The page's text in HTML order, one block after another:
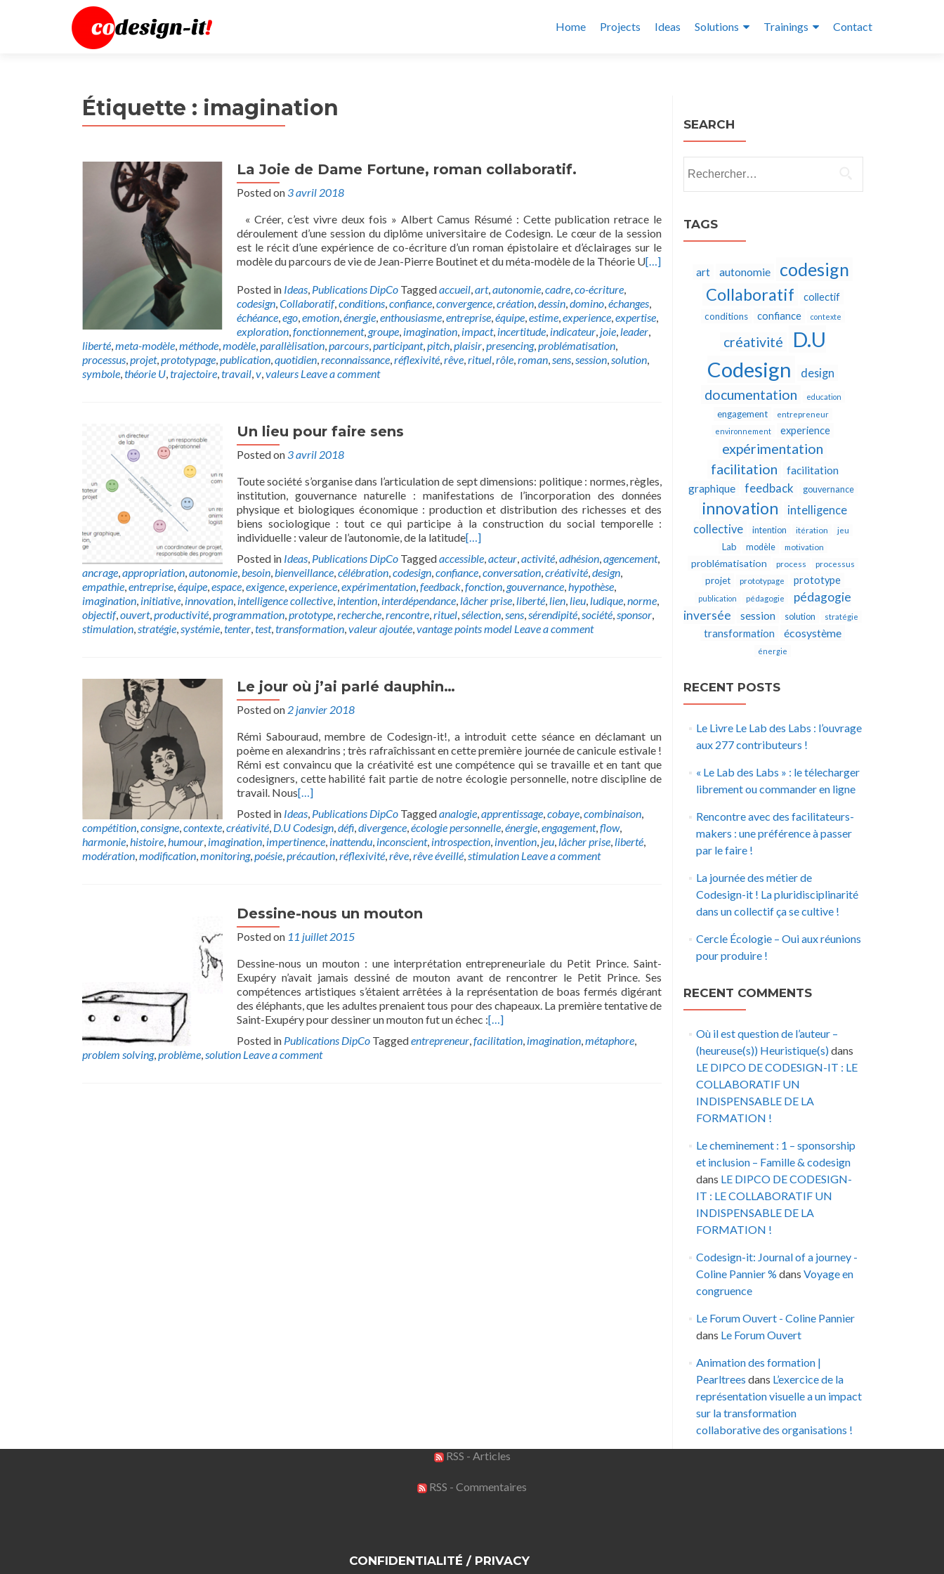
Home Projects Ideas Solutions Trainings Contact
Étiquette : imagination
La Joie de Dame Fortune, roman collaboratif.
Posted on 3 avril 2018
« Créer, c’est vivre deux fois » Albert Camus Résumé : Cette publication retrace le
déroulement d’une session du diplôme universitaire de Codesign. Le cœur de la session
est le récit d’une expérience de co-écriture d’un roman épistolaire et d’éclairages sur le
modèle du parcours de vie de Jean-Pierre Boutinet et du méta-modèle de la Théorie U[…]
Posted in Ideas, Publications DipCo Taggedaccueil,art,autonomie,cadre,co-écriture,
codesign,Collaboratif,conditions,confiance,convergence,création,dessin,domino,échanges,
échéance,ego,emotion,énergie,enthousiasme,entreprise,équipe,estime,experience,expertise,
exploration,fonctionnement,groupe, imagination, impact, incertitude, indicateur, joie, leader,
liberté,meta-modèle,méthode,modèle,parallèlisation,parcours,participant,pitch,plaisir,presencing,problématisation,
processus,projet,prototypage,publication,quotidien,reconnaissance,réflexivité,rêve,rituel,rôle,roman,sens,session,solution,
symbole,théorie U,trajectoire,travail,v,valeurs Leave a comment
Un lieu pour faire sens
Posted on 3 avril 2018
Toute société s’organise dans l’articulation de sept dimensions: politique : normes, règles,
institution, gouvernance naturelle : manifestations de l’incorporation des données
physique et biologiques économique : production et distribution des richesses et des
biens sociologique : tout ce qui participe à la construction du social temporelle :
individuelle : valeur de l’autonomie, de la latitude[…]
Posted in Ideas, Publications DipCo Taggedaccessible,acteur,activité,adhésion,agencement,
ancrage,appropriation,autonomie,besoin,bienveillance,célébration,codesign,confiance,conversation,créativité,design,
empathie,entreprise,équipe,espace,exigence,experience,expérimentation,feedback,fonction,gouvernance,hypothèse,
imagination, initiative, innovation, intelligence collective, intention, interdépendance, lâcher prise, liberté, lien, lieu, ludique,norme,
objectif,ouvert,productivité,programmation,prototype,recherche,rencontre,rituel,sélection,sens,sérendipité,société,sponsor,
stimulation,stratégie,systémie,tenter,test,transformation,valeur ajoutée,vantage points model Leave a comment
Le jour où j’ai parlé dauphin…
Posted on 2 janvier 2018
Rémi Sabouraud, membre de Codesign-it!, a introduit cette séance en déclamant un
poème en alexandrins ; très rafraîchissant en cette première journée de canicule estivale !
Rémi est convaincu que la créativité est une compétence qui se travaille et en tant que
codesigners, cette habilité fait partie de notre écologie personnelle, notre discipline de
travail. Nous[…]
Posted in Ideas, Publications DipCo Taggedanalogie,apprentissage,cobaye,combinaison,
compétition,consigne,contexte,créativité, D.U Codesign,défi,divergence,écologie personnelle,énergie,engagement,flow,
harmonie,histoire,humour, imagination, impertinence, inattendu, inconscient, introspection, invention, jeu, lâcher prise, liberté,
modération,modification,monitoring,poésie,précaution,réflexivité,rêve,rêve éveillé,stimulation Leave a comment
Dessine-nous un mouton
Posted on 11 juillet 2015
Dessine-nous un mouton : une interprétation entrepreneuriale du Petit Prince. Saint-
Exupéry n’avait jamais dessiné de mouton avant de rencontrer le Petit Prince. Ses
compétences artistiques s’étaient arrêtées à la représentation de boas fermés digérant
des éléphants, que les adultes prenaient tous pour des chapeaux. La première tentative de
Saint-Exupéry pour dessiner un mouton fut un échec :[…]
Posted in Publications DipCo Taggedentrepreneur,facilitation, imagination,métaphore,
problem solving,problème,solution Leave a comment
SEARCH
TAGS
art autonomie codesign
Collaboratif collectif
conditions confiance contexte
créativité
D.U
Codesign
design
documentation education
engagement
entrepreneur
environnement
experience
expérimentation
facilitation
facilitation
graphique
feedback gouvernance
innovation
intelligence
collective
intention itération jeu
Lab modèle motivation
problématisation process processus
projet prototypage prototype
publication pédagogie
pédagogie
inversée
session solution stratégie
transformation écosystème
énergie
RECENT POSTS
Le Livre Le Lab des Labs : l’ouvrage
aux 277 contributeurs !
« Le Lab des Labs » : le télecharger
librement ou commander en ligne
Rencontre avec des facilitateurs-
makers : une préférence à passer
par le faire !
La journée des métier de
Codesign-it ! La pluridisciplinarité
dans un collectif ça se cultive !
Cercle Écologie – Oui aux réunions
pour produire !
RECENT COMMENTS
Où il est question de l’auteur –
(heureuse(s)) Heuristique(s)dans
LE DIPCO DE CODESIGN-IT : LE
COLLABORATIF UN
INDISPENSABLE DE LA
FORMATION !
Le cheminement : 1 – sponsorship
et inclusion – Famille & codesign
dans LE DIPCO DE CODESIGN-
IT : LE COLLABORATIF UN
INDISPENSABLE DE LA
FORMATION !
Codesign-it: Journal of a journey -
Coline Pannier % dans Voyage en
congruence
Le Forum Ouvert - Coline Pannier
dans Le Forum Ouvert
Animation des formation |
Pearltrees dans L’exercice de la
représentation visuelle a un impact
sur la transformation
collaborative des organisations !
RSS - Articles
RSS - Commentaires
CONFIDENTIALITÉ / PRIVACY